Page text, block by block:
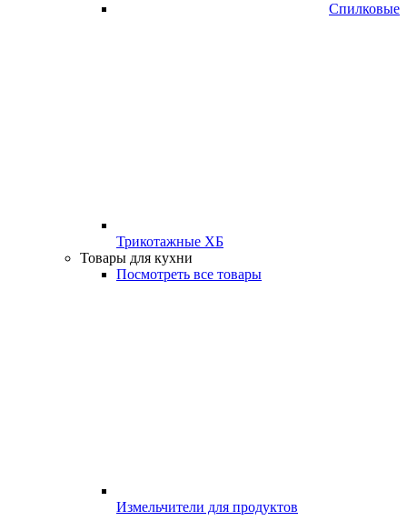
Спилковые
Трикотажные ХБ
Товары для кухни
Посмотреть все товары
Измельчители для продуктов